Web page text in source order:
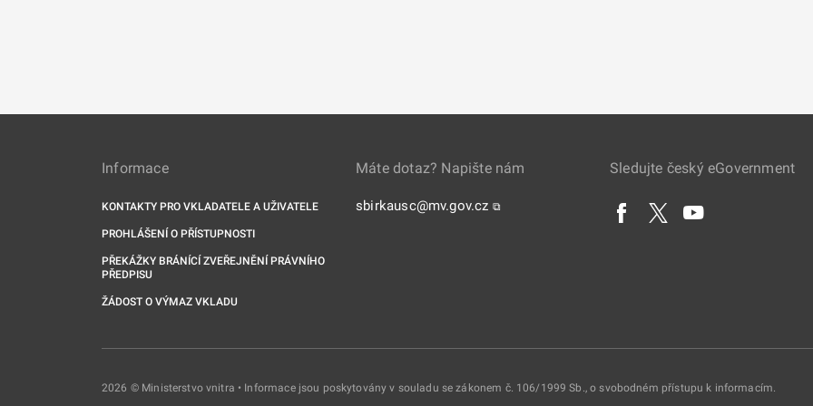
Informace
KONTAKTY PRO VKLADATELE A UŽIVATELE
PROHLÁŠENÍ O PŘÍSTUPNOSTI
PŘEKÁŽKY BRÁNÍCÍ ZVEŘEJNĚNÍ PRÁVNÍHO
PŘEDPISU
ŽÁDOST O VÝMAZ VKLADU
Máte dotaz? Napište nám
sbirkausc@mv.gov.cz ⧉
Sledujte český eGovernment
2026 © Ministerstvo vnitra • Informace jsou poskytovány v souladu se zákonem č. 106/1999 Sb., o svobodném přístupu k informacím.